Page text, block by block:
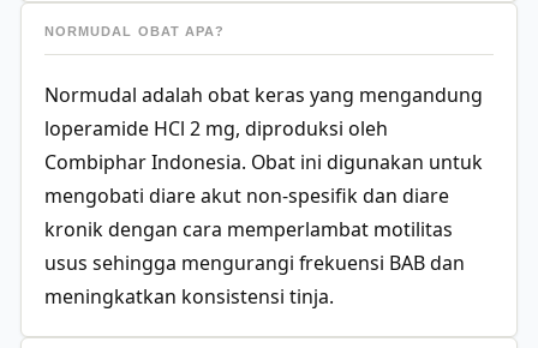
NORMUDAL OBAT APA?
Normudal adalah obat keras yang mengandung
loperamide HCl 2 mg, diproduksi oleh
Combiphar Indonesia. Obat ini digunakan untuk
mengobati diare akut non-spesifik dan diare
kronik dengan cara memperlambat motilitas
usus sehingga mengurangi frekuensi BAB dan
meningkatkan konsistensi tinja.